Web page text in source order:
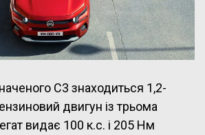
C3 знаходиться 1,2-
двигун із трьома
видає 100 к.с. і 205 Нм